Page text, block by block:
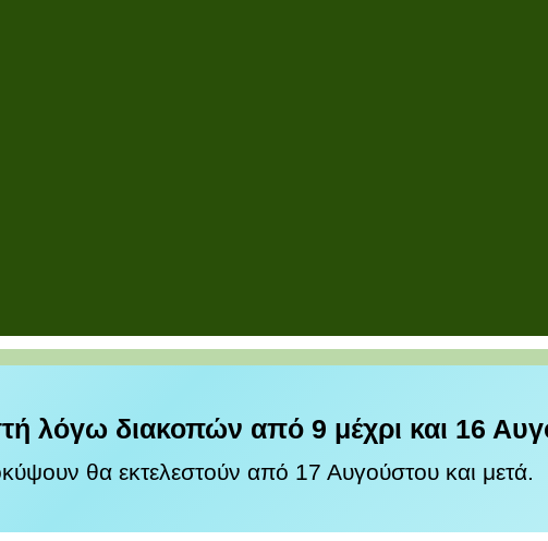
λόγω διακοπών από 9 μέχρι και 16
θα εκτελεστούν από 17 Αυγούστου και μετά.